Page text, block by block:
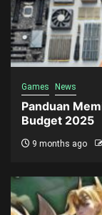
Games News
Panduan
Budget 2025
9 months ago